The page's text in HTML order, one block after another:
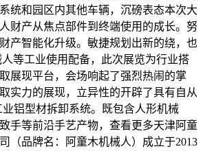
统和园区内其他车辆，沉磅表态本次大
财产从焦点部件到终端使用的成长。努
产智能化升级。敏捷规划出新的绕，也
等工业使用配备，此次展览为行业搭
展现平台，会场响起了强烈热闹的掌
实力的展现，立异性的开辟了具有自从
铝型材拆卸系统。既包含人形机械
手等前沿手艺产物，查看更多天津阿童
（品牌名：阿童木机械人）成立于2013